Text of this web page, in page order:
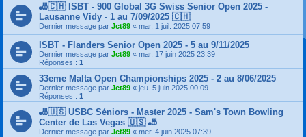
🎳🇨🇭 ISBT - 900 Global 3G Swiss Senior Open 2025 -
Lausanne Vidy - 1 au 7/09/2025 🇨🇭
Dernier message par Jct89 « mar. 1 juil. 2025 07:59
ISBT - Flanders Senior Open 2025 - 5 au 9/11/2025
Dernier message par Jct89 « mar. 17 juin 2025 23:39
Réponses : 1
33eme Malta Open Championships 2025 - 2 au 8/06/2025
Dernier message par Jct89 « jeu. 5 juin 2025 00:09
Réponses : 1
🎳🇺🇸 USBC Séniors - Master 2025 - Sam's Town Bowling
Center de Las Vegas 🇺🇸 🎳
Dernier message par Jct89 « mer. 4 juin 2025 07:39